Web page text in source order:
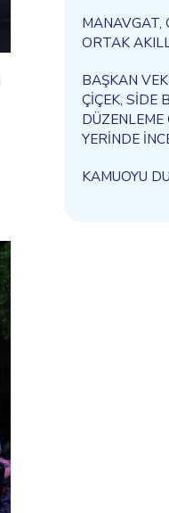
MANAVGAT,
ORTAK
BAŞKAN
ÇİÇEK, SİDE
YERİNDE
KAMUOYU